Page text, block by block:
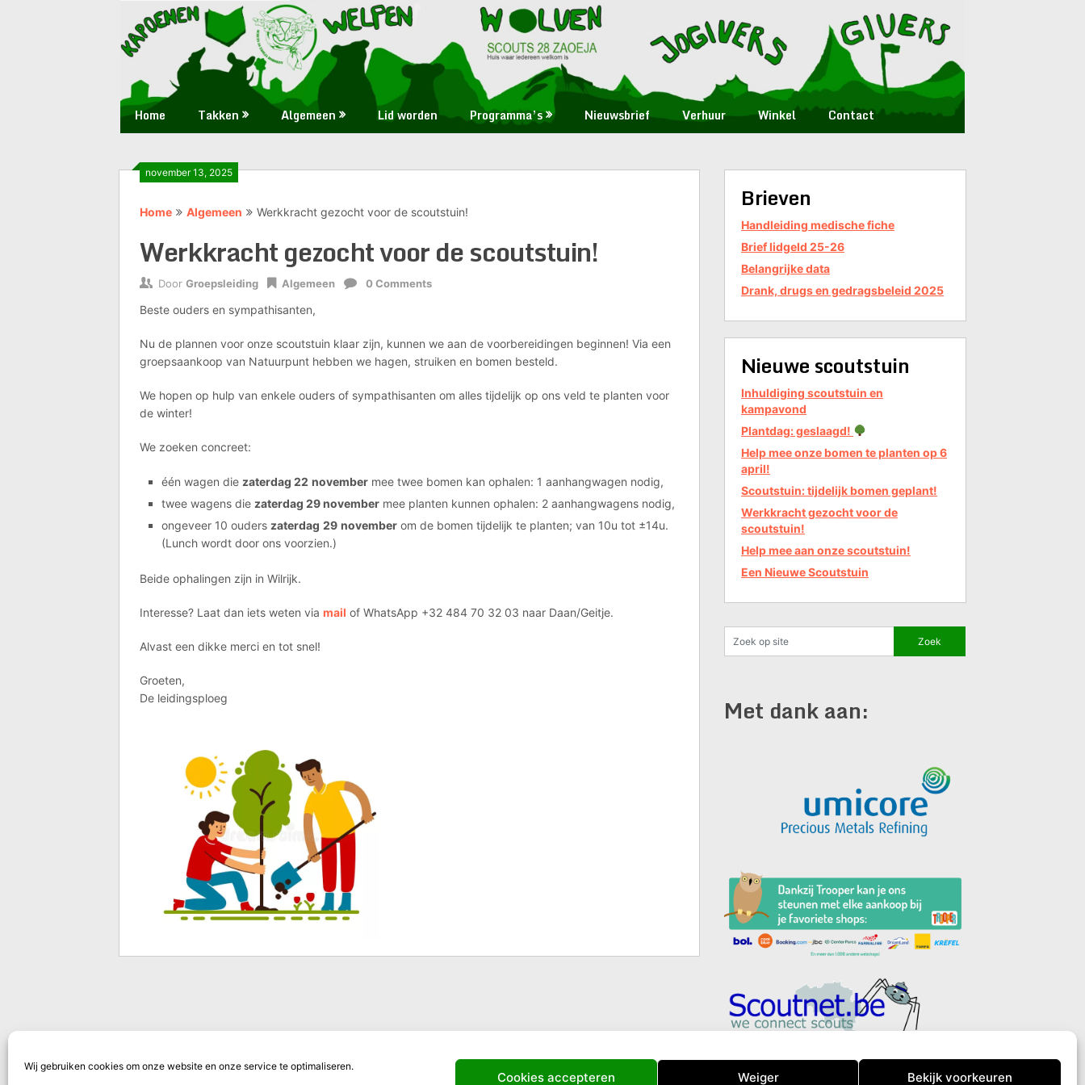
Wij gebruiken cookies om onze website en onze service te optimaliseren.
Cookies accepteren Weiger Bekijk voorkeuren
Scouts
28
Zaoeja
waar
iedereen
Home Takken Algemeen Lid worden Programma’s Nieuwsbrief Verhuur Winkel Contact
november 13, 2025
Home Algemeen Werkkracht gezocht voor de scoutstuin!
Werkkracht gezocht voor de scoutstuin!
Door Groepsleiding Algemeen 0 Comments
Beste ouders en sympathisanten,
Nu de plannen voor onze scoutstuin klaar zijn, kunnen we aan de voorbereidingen beginnen! Via een
groepsaankoop van Natuurpunt hebben we hagen, struiken en bomen besteld.
We hopen op hulp van enkele ouders of sympathisanten om alles tijdelijk op ons veld te planten voor
de winter!
We zoeken concreet:
één wagen die zaterdag 22 novembermee twee bomen kan ophalen: 1 aanhangwagen nodig,
twee wagens die zaterdag 29 novembermee planten kunnen ophalen: 2 aanhangwagens nodig,
ongeveer 10 ouders zaterdag 29 novemberom de bomen tijdelijk te planten; van 10u tot ±14u.
(Lunch wordt door ons voorzien.)
Beide ophalingen zijn in Wilrijk.
Interesse? Laat dan iets weten via mail of WhatsApp +32 484 70 32 03 naar Daan/Geitje.
Alvast een dikke merci en tot snel!
Groeten,
De leidingsploeg
Brieven
Handleiding medische fiche
Brief lidgeld 25-26
Belangrijke data
Drank, drugs en gedragsbeleid 2025
Nieuwe scoutstuin
Inhuldiging scoutstuin en
kampavond
Plantdag: geslaagd!
Help mee onze bomen te planten op 6
april!
Scoutstuin: tijdelijk bomen geplant!
Werkkracht gezocht voor de
scoutstuin!
Help mee aan onze scoutstuin!
Een Nieuwe Scoutstuin
Met dank aan:
Privacyverklaring